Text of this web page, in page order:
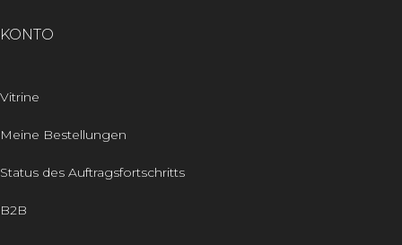
KONTO
Vitrine
Meine Bestellungen
Status des Auftragsfortschritts
B2B